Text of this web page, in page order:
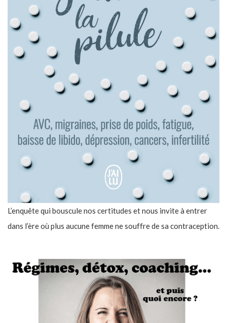
L’enquête qui bouscule nos certitudes et nous invite à entrer
dans l’ère où plus aucune femme ne souffre de sa contraception.